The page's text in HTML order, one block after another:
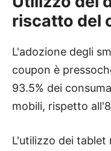
riscatto del
L'adozione degli
coupon è
93.5% dei
mobili, rispetto
L'utilizzo dei tablet